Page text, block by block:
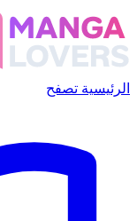
الرئيسية تصفح